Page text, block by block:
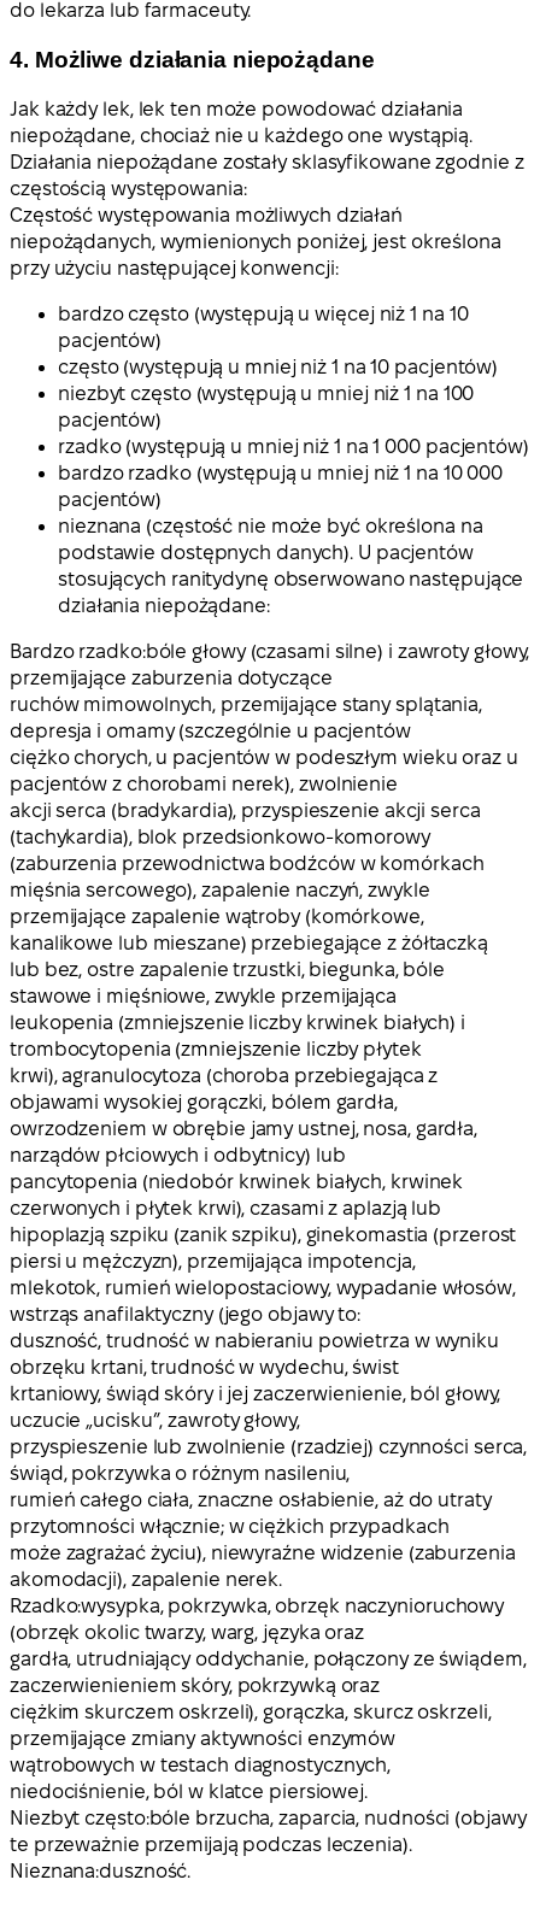
do lekarza lub farmaceuty.
4. Możliwe działania niepożądane
Jak każdy lek, lek ten może powodować działania
niepożądane, chociaż nie u każdego one wystąpią.
Działania niepożądane zostały sklasyfikowane zgodnie z
częstością występowania:
Częstość występowania możliwych działań
niepożądanych, wymienionych poniżej, jest określona
przy użyciu następującej konwencji:
bardzo często (występują u więcej niż 1 na 10
pacjentów)
często (występują u mniej niż 1 na 10 pacjentów)
niezbyt często (występują u mniej niż 1 na 100
pacjentów)
rzadko (występują u mniej niż 1 na 1 000 pacjentów)
bardzo rzadko (występują u mniej niż 1 na 10 000
pacjentów)
nieznana (częstość nie może być określona na
podstawie dostępnych danych). U pacjentów
stosujących ranitydynę obserwowano następujące
działania niepożądane:
Bardzo rzadko:bóle głowy (czasami silne) i zawroty głowy,
przemijające zaburzenia dotyczące
ruchów mimowolnych, przemijające stany splątania,
depresja i omamy (szczególnie u pacjentów
ciężko chorych, u pacjentów w podeszłym wieku oraz u
pacjentów z chorobami nerek), zwolnienie
akcji serca (bradykardia), przyspieszenie akcji serca
(tachykardia), blok przedsionkowo-komorowy
(zaburzenia przewodnictwa bodźców w komórkach
mięśnia sercowego), zapalenie naczyń, zwykle
przemijające zapalenie wątroby (komórkowe,
kanalikowe lub mieszane) przebiegające z żółtaczką
lub bez, ostre zapalenie trzustki, biegunka, bóle
stawowe i mięśniowe, zwykle przemijająca
leukopenia (zmniejszenie liczby krwinek białych) i
trombocytopenia (zmniejszenie liczby płytek
krwi), agranulocytoza (choroba przebiegająca z
objawami wysokiej gorączki, bólem gardła,
owrzodzeniem w obrębie jamy ustnej, nosa, gardła,
narządów płciowych i odbytnicy) lub
pancytopenia (niedobór krwinek białych, krwinek
czerwonych i płytek krwi), czasami z aplazją lub
hipoplazją szpiku (zanik szpiku), ginekomastia (przerost
piersi u mężczyzn), przemijająca impotencja,
mlekotok, rumień wielopostaciowy, wypadanie włosów,
wstrząs anafilaktyczny (jego objawy to:
duszność, trudność w nabieraniu powietrza w wyniku
obrzęku krtani, trudność w wydechu, świst
krtaniowy, świąd skóry i jej zaczerwienienie, ból głowy,
uczucie „ucisku”, zawroty głowy,
przyspieszenie lub zwolnienie (rzadziej) czynności serca,
świąd, pokrzywka o różnym nasileniu,
rumień całego ciała, znaczne osłabienie, aż do utraty
przytomności włącznie; w ciężkich przypadkach
może zagrażać życiu), niewyraźne widzenie (zaburzenia
akomodacji), zapalenie nerek.
Rzadko:wysypka, pokrzywka, obrzęk naczynioruchowy
(obrzęk okolic twarzy, warg, języka oraz
gardła, utrudniający oddychanie, połączony ze świądem,
zaczerwienieniem skóry, pokrzywką oraz
ciężkim skurczem oskrzeli), gorączka, skurcz oskrzeli,
przemijające zmiany aktywności enzymów
wątrobowych w testach diagnostycznych,
niedociśnienie, ból w klatce piersiowej.
Niezbyt często:bóle brzucha, zaparcia, nudności (objawy
te przeważnie przemijają podczas leczenia).
Nieznana:duszność.